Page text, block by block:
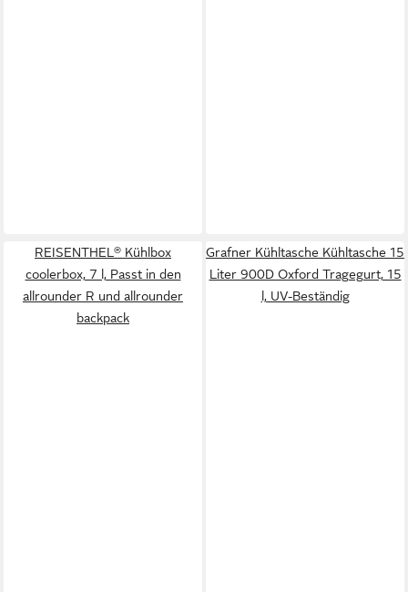
REISENTHEL® Kühlbox
coolerbox, 7 l, Passt in den
allrounder R und allrounder
backpack
Grafner Kühltasche Kühltasche 15
Liter 900D Oxford Tragegurt, 15
l, UV-Beständig